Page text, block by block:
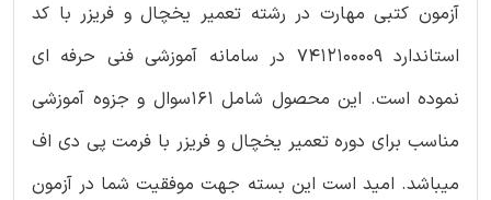
آزمون کتبی مهارت در رشته تعمیر یخچال و فریزر با کد
استاندارد 7412100009 در سامانه آموزشی فنی حرفه ای
نموده است. این محصول شامل 161سوال و جزوه آموزشی
مناسب برای دوره تعمیر یخچال و فریزر با فرمت پی دی اف
میباشد. امید است این بسته جهت موفقیت شما در آزمون